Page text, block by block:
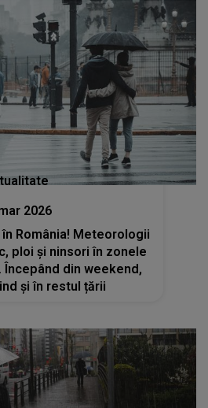
2026
România! Meteorologii
ploi şi ninsori în zonele
Începând din weekend,
și în restul țării